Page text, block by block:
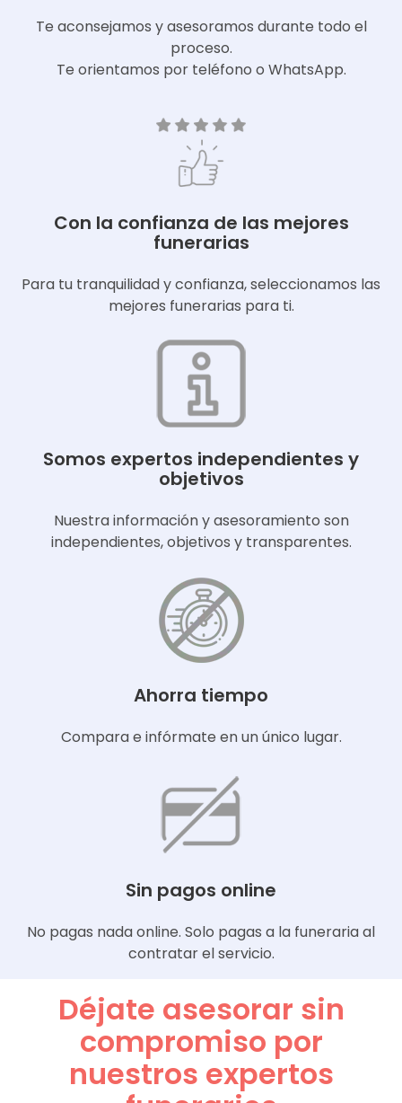
Te aconsejamos y asesoramos durante todo el
proceso.
Te orientamos por teléfono o WhatsApp.
Con la confianza de las mejores
funerarias
Para tu tranquilidad y confianza, seleccionamos las
mejores funerarias para ti.
Somos expertos independientes y
objetivos
Nuestra información y asesoramiento son
independientes, objetivos y transparentes.
Ahorra tiempo
Compara e infórmate en un único lugar.
Sin pagos online
No pagas nada online. Solo pagas a la funeraria al
contratar el servicio.
Déjate asesorar sin
compromiso por
nuestros expertos